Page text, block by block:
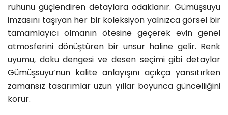
ruhunu güçlendiren detaylara odaklanır. Gümüşsuyu
imzasını taşıyan her bir koleksiyon yalnızca görsel bir
tamamlayıcı olmanın ötesine geçerek evin genel
atmosferini dönüştüren bir unsur haline gelir. Renk
uyumu, doku dengesi ve desen seçimi gibi detaylar
Gümüşsuyu’nun kalite anlayışını açıkça yansıtırken
zamansız tasarımlar uzun yıllar boyunca güncelliğini
korur.